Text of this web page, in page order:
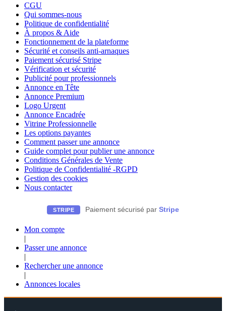
CGU
Qui sommes-nous
Politique de confidentialité
À propos & Aide
Fonctionnement de la plateforme
Sécurité et conseils anti-arnaques
Paiement sécurisé Stripe
Vérification et sécurité
Publicité pour professionnels
Annonce en Tête
Annonce Premium
Logo Urgent
Annonce Encadrée
Vitrine Professionnelle
Les options payantes
Comment passer une annonce
Guide complet pour publier une annonce
Conditions Générales de Vente
Politique de Confidentialité -RGPD
Gestion des cookies
Nous contacter
STRIPE Paiement sécurisé par Stripe
Mon compte
|
Passer une annonce
|
Rechercher une annonce
|
Annonces locales